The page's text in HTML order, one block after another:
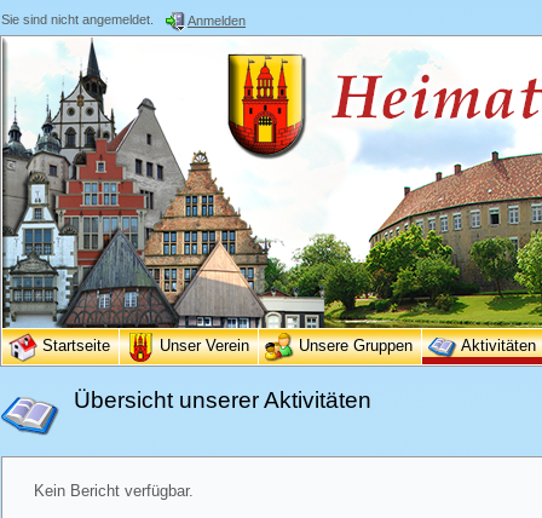
Sie sind nicht angemeldet. Anmelden
Startseite Unser Verein Unsere Gruppen Aktivitäten
Übersicht unserer Aktivitäten
Kein Bericht verfügbar.